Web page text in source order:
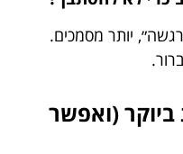
יותר מסמכים.
ביוקר (ואפשר